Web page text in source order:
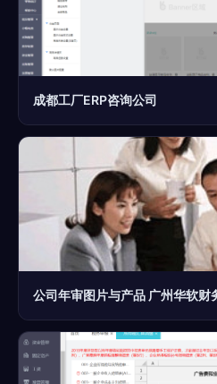
成都工厂ERP咨询公司
公司年审图片与产品 广州华软财